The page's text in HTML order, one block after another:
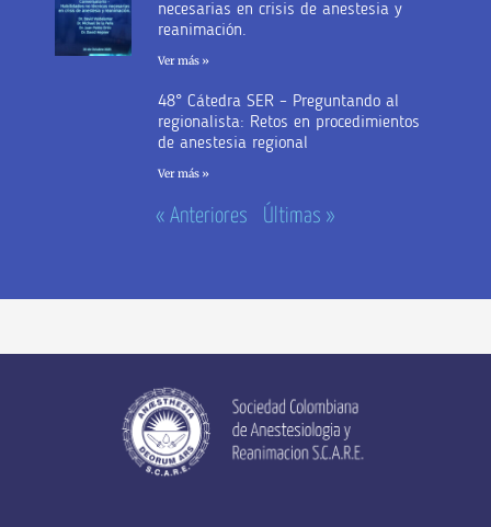
necesarias en crisis de anestesia y
reanimación.
Ver más »
48° Cátedra SER – Preguntando al
regionalista: Retos en procedimientos
de anestesia regional
Ver más »
« Anteriores Últimas »